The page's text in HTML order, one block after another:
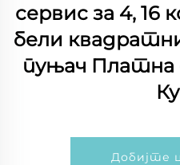
сервис за 4, 16
бели
пуњач Платна
Добијте